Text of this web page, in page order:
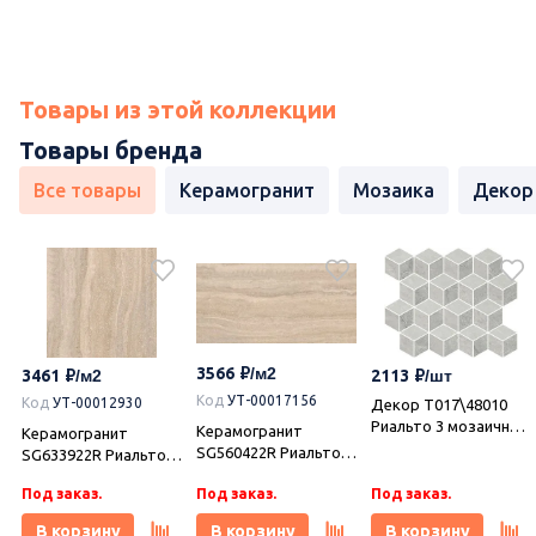
Товары из этой коллекции
Товары бренда
Все товары Керамогранит Мозаика Декор
3461
Код УТ-00012930
Керамогранит
SG633922R Риальто
лаппатированный
обрезной 60x60x0,9,
Под заказ.
В корзину
3566
Код УТ-00017156
Керамогранит
SG560422R Риальто
лаппатированный
обрезной
Под заказ.
В корзину
2113
Декор T017\48010
Риальто 3 мозаичный
(Керама Марацци)
Под заказ.
В корзину